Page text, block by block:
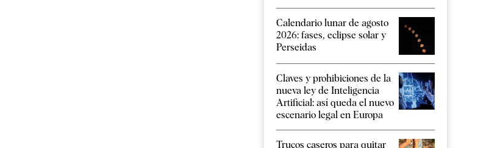
Calendario lunar de agosto
2026: fases, eclipse solar y
Perseidas
Claves y prohibiciones de la
nueva ley de Inteligencia
Artificial: así queda el nuevo
escenario legal en Europa
Trucos caseros para quitar